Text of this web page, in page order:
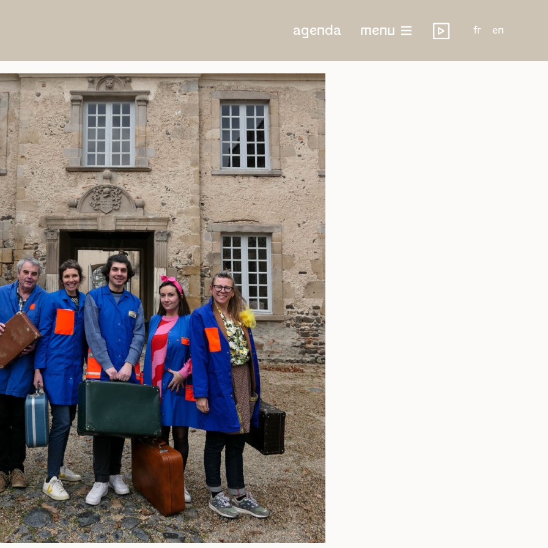
agenda menu fr en